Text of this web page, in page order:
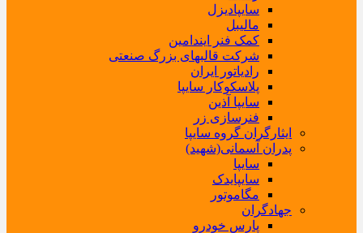
سایپادیزل
مالیبل
کمک فنر ایندامین
شرکت قالبهای بزرگ صنعتی
رادیاتور ایران
پلاسکوکار سایپا
سایپا آذین
فنرسازی زر
ایثارگران گروه سایپا
پدران آسمانی(شهید)
سایپا
سایپایدک
مگاموتور
جهادگران
پارس خودرو